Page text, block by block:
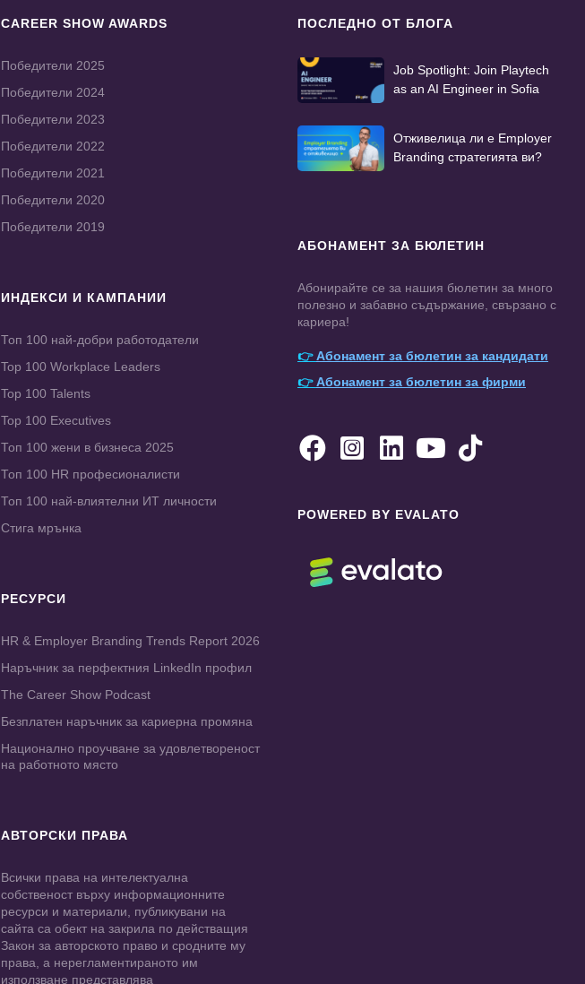
CAREER SHOW AWARDS
Победители 2025
Победители 2024
Победители 2023
Победители 2022
Победители 2021
Победители 2020
Победители 2019
ИНДЕКСИ И КАМПАНИИ
Топ 100 най-добри работодатели
Top 100 Workplace Leaders
Top 100 Talents
Top 100 Executives
Топ 100 жени в бизнеса 2025
Топ 100 HR професионалисти
Топ 100 най-влиятелни ИТ личности
Стига мрънка
РЕСУРСИ
HR & Employer Branding Trends Report 2026
Наръчник за перфектния LinkedIn профил
The Career Show Podcast
Безплатен наръчник за кариерна промяна
Национално проучване за удовлетвореност
на работното място
АВТОРСКИ ПРАВА
Всички права на интелектуална
собственост върху информационните
ресурси и материали, публикувани на
сайта са обект на закрила по действащия
Закон за авторското право и сродните му
права, а нерегламентираното им
използване представлява
ПОСЛЕДНО ОТ БЛОГА
Job Spotlight: Join Playtech
as an AI Engineer in Sofia
Отживелица ли е Employer
Branding стратегията ви?
АБОНАМЕНТ ЗА БЮЛЕТИН
Абонирайте се за нашия бюлетин за много
полезно и забавно съдържание, свързано с
кариера!
👉Абонамент за бюлетин за кандидати
👉Абонамент за бюлетин за фирми
    
POWERED BY EVALATO